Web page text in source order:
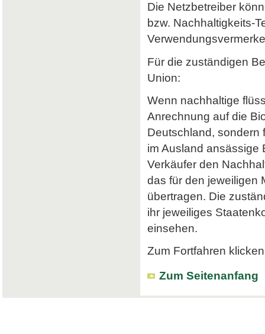
Die Netzbetreiber
bzw. Nachhaltigkeits-
Für die zuständigen
Union:
Wenn nachhaltige
Anrechnung auf die
Deutschland, sondern
im Ausland ansässige
Verkäufer den
das für den jeweiligen
übertragen. Die
ihr jeweiliges
einsehen.
Zum Fortfahren
Zum Seitenanfang